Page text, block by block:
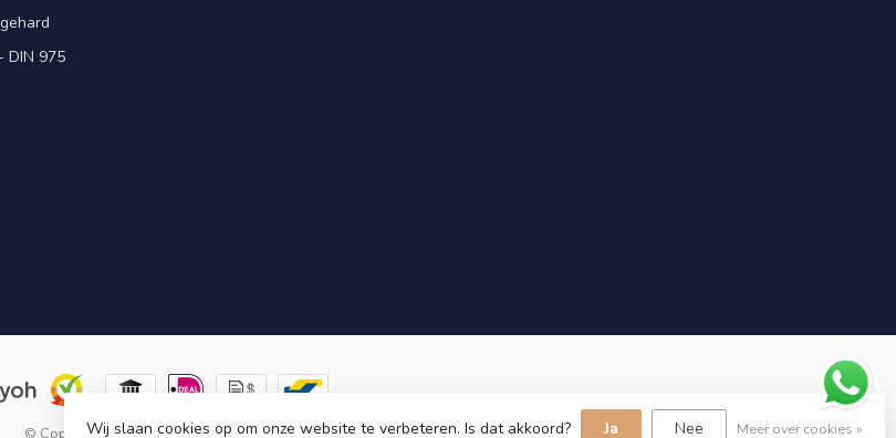
DIN 975
© Copyright 2026 KING Microschroeven
Wij slaan cookies op om onze website te verbeteren. Is dat akkoord? Ja Nee Meer over cookies »